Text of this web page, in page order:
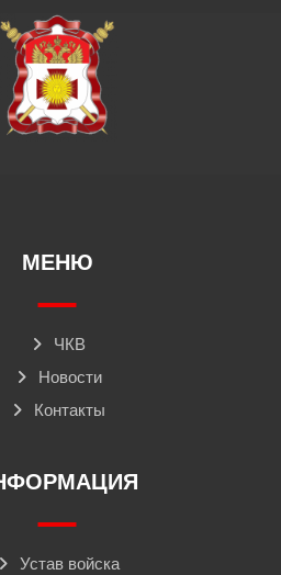
МЕНЮ
ЧКВ
Новости
Контакты
Устав войска